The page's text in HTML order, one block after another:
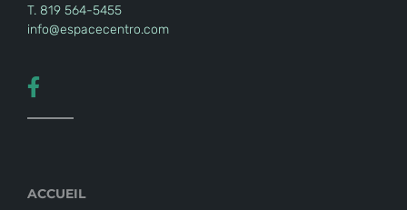
T. 819 564-5455
info@espacecentro.com
ACCUEIL